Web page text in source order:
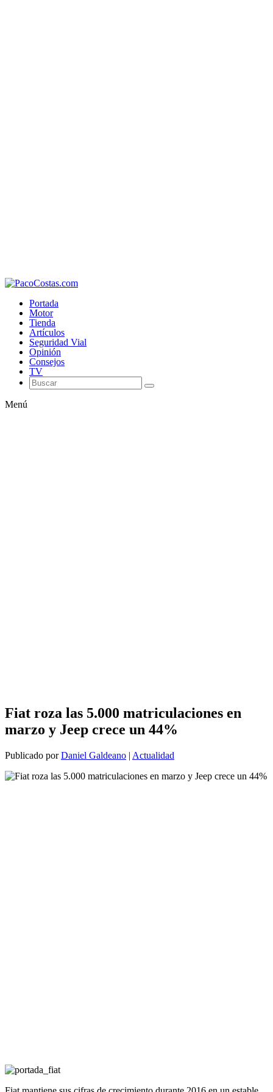
Portada
Motor
Tienda
Artículos
Seguridad Vial
Opinión
Consejos
TV
Menú
Fiat roza las 5.000 matriculaciones en
marzo y Jeep crece un 44%
Publicado porDaniel Galdeano | Actualidad